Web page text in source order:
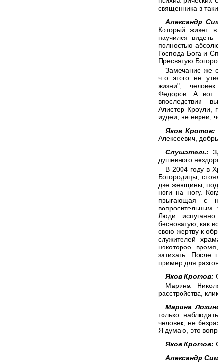
священника в
Александр
Который живет
научился
полностью
Господа Бога и
Пресвятую
Замечание же
что этого не
жизни",
Федоров. А вот
впоследствии
Алистер Кроули,
иудей, не еврей,
Яков Кротов:
Алексеевич,
Слушатель:
душевного
В 2004 году в
Богородицы,
две женщины,
ноги на ногу.
прыгающая с
Люди
бесноватую, как
свою жертву к
служителей
некоторое
затихать. После
пример для
Яков Кротов:
Марина
расстройства,
Марина
только
человек, не
Я думаю, это
Яков Кротов:
Александр